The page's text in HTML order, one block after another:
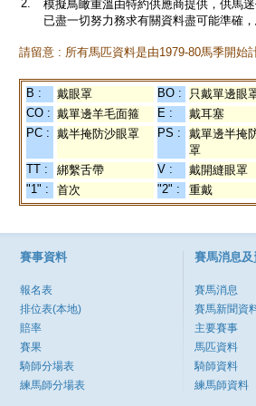
2.
模擬鳥瞰重溫由特約供應商提供，供馬
已盡一切努力務求有關資料盡可能準確
請留意 : 所有馬匹資料是由1979-80馬季開始
B : 戴眼罩 BO : 只戴單邊眼
CO : 戴單邊羊毛面箍 E : 戴耳塞
PC : 戴半掩防沙眼罩 PS :
戴單邊半掩
罩
TT : 綁繫舌帶 V : 戴開縫眼罩
"1" :
首次 "2" : 重戴
賽事資料
報名表
排位表(本地)
賠率
賽果
騎師分場表
練馬師分場表
賽馬消息及
賽馬消息
賽馬新聞資
主要賽事
馬匹資料
騎師資料
練馬師資料